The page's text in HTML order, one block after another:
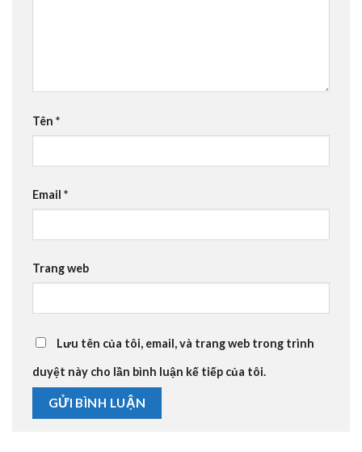
Tên *
Email *
Trang web
Lưu tên của tôi, email, và trang web trong trình
duyệt này cho lần bình luận kế tiếp của tôi.